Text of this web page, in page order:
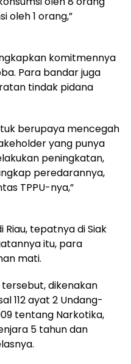
oleh 1 orang,”
komitmennya
Para bandar juga
tindak pidana
berupaya mencegah
yang punya
peningkatan,
peredarannya,
TPPU-nya,”
tepatnya di Siak
itu, para
mati.
dikenakan
112 ayat 2 Undang-
tentang Narkotika,
5 tahun dan